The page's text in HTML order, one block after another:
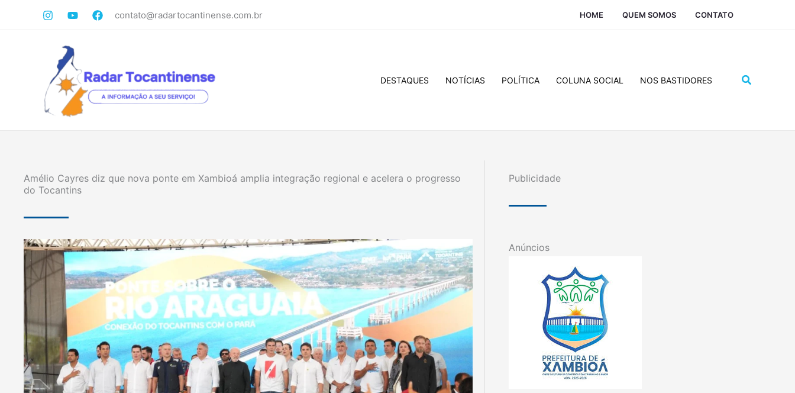
contato@radartocantinense.com.br HOME QUEM SOMOS CONTATO
DESTAQUES NOTÍCIAS POLÍTICA COLUNA SOCIAL NOS BASTIDORES Pesquisar
Amélio Cayres diz que nova ponte em Xambioá amplia integração regional e acelera o progresso
do Tocantins
Publicidade
Anúncios